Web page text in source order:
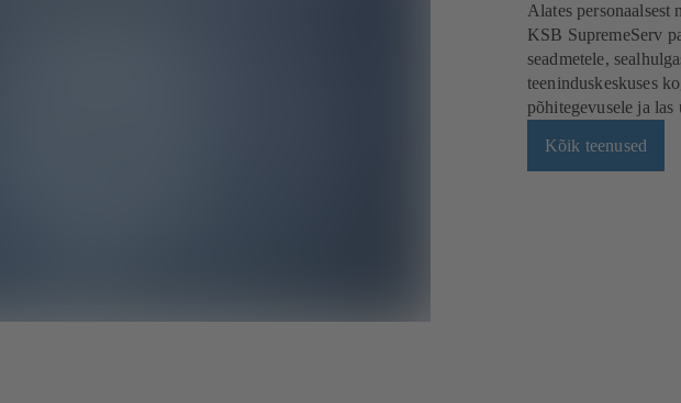
Alates personaalsest
KSB SupremeServ
seadmetele,
teeninduskeskuses
põhitegevusele ja las
Kõik teenused